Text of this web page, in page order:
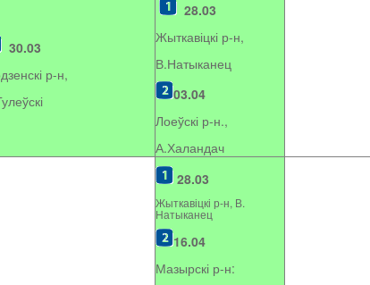
30.03
р-н,
28.03
Жыткавіцкі р-н,
В.Натыканец
03.04
Лоеўскі р-н.,
А.Халандач
28.03
Жыткавіцкі р-н, В.
Натыканец
16.04
Мазырскі р-н: